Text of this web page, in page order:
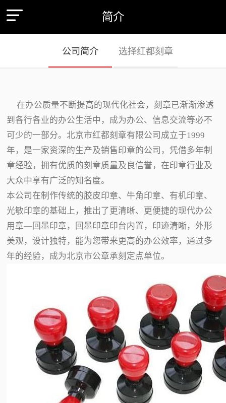
简介
公司简介 选择红都刻章
在办公质量不断提高的现代化社会，刻章已渐渐渗透
到各行各业的办公生活中，成为办公、信息交流等必不
可少的一部分。北京市红都刻章有限公司成立于1999
年，是一家资深的生产及销售印章的公司，凭借多年制
章经验，拥有优质的刻章质量及良信誉，在印章行业及
大众中享有广泛的知名度。
本公司在制作传统的胶皮印章、牛角印章、有机印章、
光敏印章的基础上，推出了更清晰、更便捷的现代办公
用章—回墨印章，回墨印章印台内置，印迹清晰，外形
美观，设计独特，能为您带来更高的办公效率，通过多
年的经验，成为北京市公章承刻定点单位。